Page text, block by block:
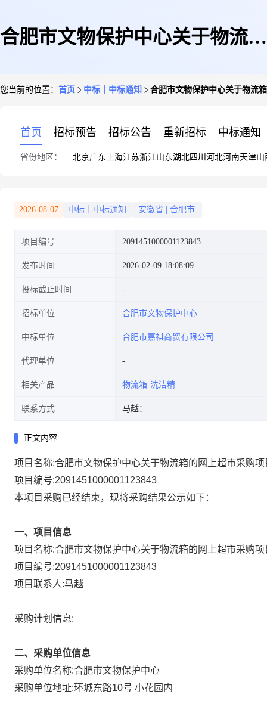
合肥市文物保护中心关于物流箱
您当前的位置： 首页 中标｜中标通知 合肥市文物保护中心关于物流
首页 招标预告 招标公告 重新招标 中标通知
省份地区： 北京广东 上海江苏浙江山东湖北四川 河北河南天津山
2026-08-07 中标｜中标通知 安徽省 合肥市
项目编号 2091451000001123843
发布时间 2026-02-09 18:08:09
投标截止时间
招标单位 合肥市文物保护中心
中标单位 合肥市嘉祺商贸有限公司
代理单位
相关产品 物流箱 洗洁精
联系方式 马越：
正文内容
项目名称:合肥市文物保护中心关于物流箱的网上超市采购项
项目编号:2091451000001123843
本项目采购已经结束，现将采购结果公示如下：
一、项目信息
项目名称:合肥市文物保护中心关于物流箱的网上超市采购项
项目编号:2091451000001123843
项目联系人:马越
采购计划信息:
二、采购单位信息
采购单位名称:合肥市文物保护中心
采购单位地址:环城东路10号 小花园内